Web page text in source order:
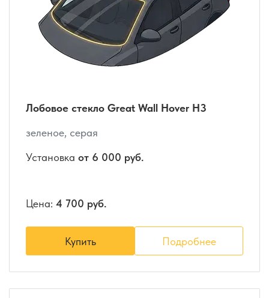
Лобовое стекло Great Wall Hover H3
зеленое, серая
Установка от 6 000 руб.
Цена: 4 700 руб.
Купить Подробнее